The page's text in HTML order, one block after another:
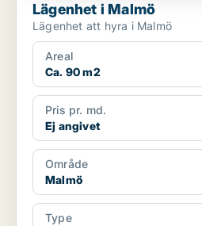
Lägenhet i Malmö
Lägenhet att hyra i Malmö
Areal
Ca. 90 m2
Pris pr. md.
Ej angivet
Område
Malmö
Type